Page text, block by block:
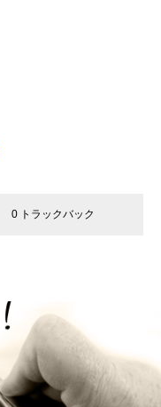
0 トラックバック